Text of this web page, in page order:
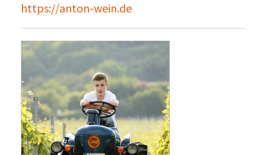
https://anton-wein.de